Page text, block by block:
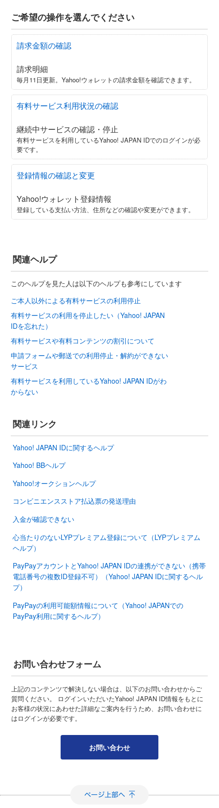
ご希望の操作を選んでください
請求金額の確認
請求明細
毎月11日更新。Yahoo!ウォレットの請求金額を確認できます。
有料サービス利用状況の確認
継続中サービスの確認・停止
有料サービスを利用しているYahoo! JAPAN IDでのログインが必
要です。
登録情報の確認と変更
Yahoo!ウォレット登録情報
登録している支払い方法、住所などの確認や変更ができます。
関連ヘルプ
このヘルプを見た人は以下のヘルプも参考にしています
ご本人以外による有料サービスの利用停止
有料サービスの利用を停止したい（Yahoo! JAPAN
IDを忘れた）
有料サービスや有料コンテンツの割引について
申請フォームや郵送での利用停止・解約ができない
サービス
有料サービスを利用しているYahoo! JAPAN IDがわ
からない
関連リンク
Yahoo! JAPAN IDに関するヘルプ
Yahoo! BBヘルプ
Yahoo!オークションヘルプ
コンビニエンスストア払込票の発送理由
入金が確認できない
心当たりのないLYPプレミアム登録について（LYPプレミアム
ヘルプ）
PayPayアカウントとYahoo! JAPAN IDの連携ができない（携帯
電話番号の複数ID登録不可）（Yahoo! JAPAN IDに関するヘル
プ）
PayPayの利用可能額情報について（Yahoo! JAPANでの
PayPay利用に関するヘルプ）
お問い合わせフォーム
上記のコンテンツで解決しない場合は、以下のお問い合わせからご
質問ください。 ログインいただいたYahoo! JAPAN ID情報をもとに
お客様の状況にあわせた詳細なご案内を行うため、お問い合わせに
はログインが必要です。
お問い合わせ